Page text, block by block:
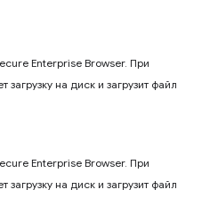
Enterprise Browser. При
на диск и загрузит файл
Enterprise Browser. При
на диск и загрузит файл